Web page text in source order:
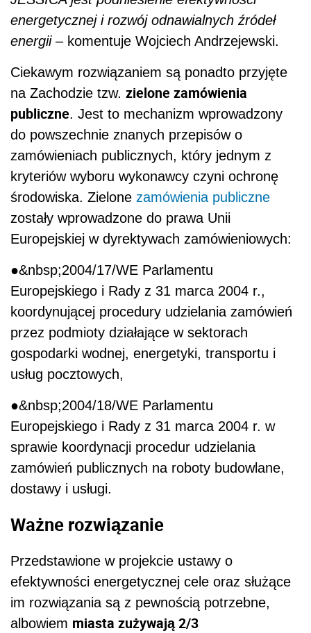
energetycznej i rozwój odnawialnych źródeł
energii– komentuje Wojciech Andrzejewski.
Ciekawym rozwiązaniem są ponadto przyjęte
na Zachodzie tzw. zielone zamówienia
publiczne. Jest to mechanizm wprowadzony
do powszechnie znanych przepisów o
zamówieniach publicznych, który jednym z
kryteriów wyboru wykonawcy czyni ochronę
środowiska. Zielone zamówienia publiczne
zostały wprowadzone do prawa Unii
Europejskiej w dyrektywach zamówieniowych:
●&nbsp;2004/17/WE Parlamentu
Europejskiego i Rady z 31 marca 2004 r.,
koordynującej procedury udzielania zamówień
przez podmioty działające w sektorach
gospodarki wodnej, energetyki, transportu i
usług pocztowych,
●&nbsp;2004/18/WE Parlamentu
Europejskiego i Rady z 31 marca 2004 r. w
sprawie koordynacji procedur udzielania
zamówień publicznych na roboty budowlane,
dostawy i usługi.
Ważne rozwiązanie
Przedstawione w projekcie ustawy o
efektywności energetycznej cele oraz służące
im rozwiązania są z pewnością potrzebne,
albowiem miasta zużywają 2/3